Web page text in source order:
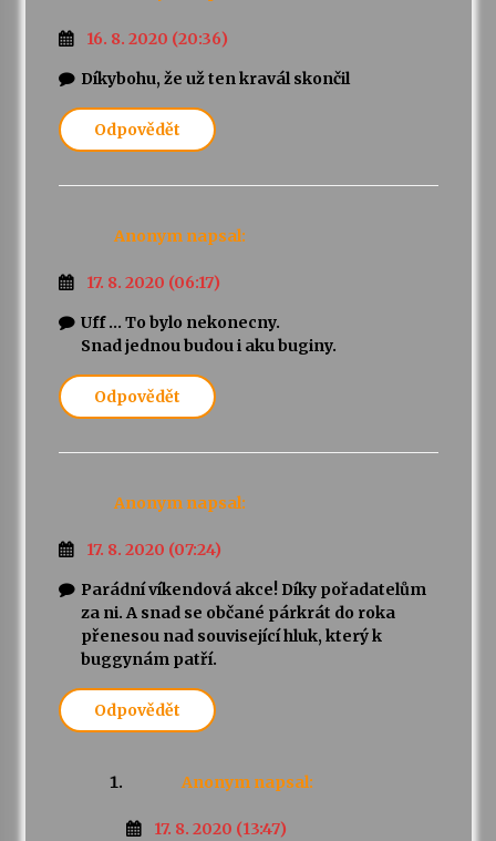
16. 8. 2020 (20:36)
Díkybohu, že už ten kravál skončil
Odpovědět
Anonym napsal:
17. 8. 2020 (06:17)
Uff … To bylo nekonecny.
Snad jednou budou i aku buginy.
Odpovědět
Anonym napsal:
17. 8. 2020 (07:24)
Parádní víkendová akce! Díky pořadatelům
za ni. A snad se občané párkrát do roka
přenesou nad související hluk, který k
buggynám patří.
Odpovědět
Anonym napsal:
17. 8. 2020 (13:47)